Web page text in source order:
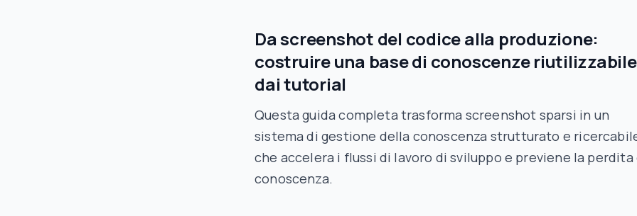
Da screenshot del codice alla produzione:
costruire una base di conoscenze riutilizzabile
dai tutorial
Questa guida completa trasforma screenshot sparsi in un
sistema di gestione della conoscenza strutturato e
che accelera i flussi di lavoro di sviluppo e previene la perdita
conoscenza.